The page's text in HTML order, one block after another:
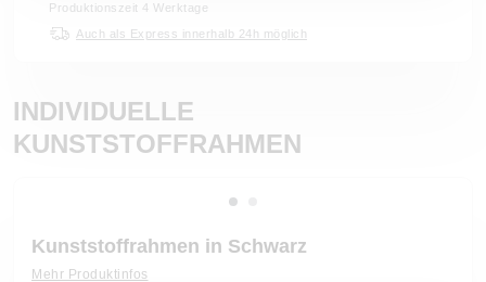
Produktionszeit 4 Werktage
Auch als Express innerhalb 24h möglich
INDIVIDUELLE
KUNSTSTOFFRAHMEN
Kunststoffrahmen in Schwarz
Mehr Produktinfos